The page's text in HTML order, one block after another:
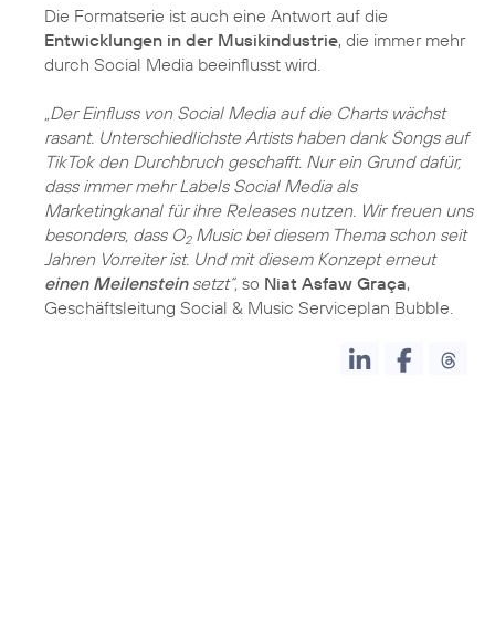
Die Formatserie ist auch eine Antwort auf die
Entwicklungen in der Musikindustrie, die immer mehr
durch Social Media beeinflusst wird.
„Der Einfluss von Social Media auf die Charts wächst
rasant. Unterschiedlichste Artists haben dank Songs auf
TikTok den Durchbruch geschafft. Nur ein Grund dafür,
dass immer mehr Labels Social Media als
Marketingkanal für ihre Releases nutzen. Wir freuen uns
besonders, dass O2Music bei diesem Thema schon seit
Jahren Vorreiter ist. Und mit diesem Konzept erneut
einen Meilensteinsetzt“, so Niat Asfaw Graça,
Geschäftsleitung Social & Music Serviceplan Bubble.